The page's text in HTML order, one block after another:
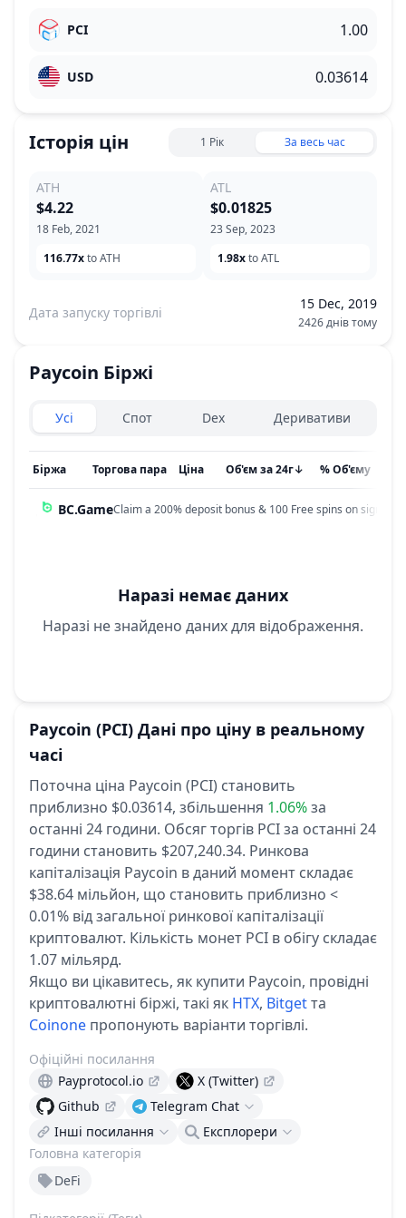
PCI
USD
Історія цін 1 Рік За весь час
ATH
18 Feb, 2021
$4.22
116.77xto ATH
ATL
23 Sep, 2023
$0.01825
1.98xto ATL
Дата запуску торгівлі
15 Dec, 2019
2426 днів тому
Paycoin Біржі
Exchanges type
Усі Спот Dex Деривативи
Біржа Торгова пара Ціна ↓
Об'єм за 24г % Об'єму
BC.GameClaim a 200% deposit bonus & 100 Free spins on sign up!
Наразі немає даних
Наразі не знайдено даних для відображення.
Paycoin (PCI) Дані про ціну в реальному
часі
Поточна ціна Paycoin (PCI) становить
приблизно $0.03614, збільшення 1.06%за
останні 24 години. Обсяг торгів PCI за останні 24
години становить $207,240.34. Ринкова
капіталізація Paycoin в даний момент складає
$38.64 мільйон, що становить приблизно <
0.01% від загальної ринкової капіталізації
криптовалют. Кількість монет PCI в обігу складає
1.07 мільярд.
Якщо ви цікавитесь, як купити Paycoin, провідні
криптовалютні біржі, такі як HTX, Bitgetта
Coinone пропонують варіанти торгівлі.
Головна категорія
DeFi
Офіційні посилання
Payprotocol.io
X (Twitter)
Github
Telegram Chat
Інші посилання
Експлорери